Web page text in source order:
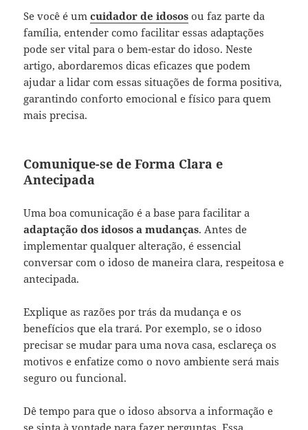
Se você é umcuidador de idosos ou faz parte da
família, entender como facilitar essas adaptações
pode ser vital para o bem-estar do idoso. Neste
artigo, abordaremos dicas eficazes que podem
ajudar a lidar com essas situações de forma positiva,
garantindo conforto emocional e físico para quem
mais precisa.
Comunique-se de Forma Clara e
Antecipada
Uma boa comunicação é a base para facilitar a
adaptação dos idosos a mudanças. Antes de
implementar qualquer alteração, é essencial
conversar com o idoso de maneira clara, respeitosa e
antecipada.
Explique as razões por trás da mudança e os
benefícios que ela trará. Por exemplo, se o idoso
precisar se mudar para uma nova casa, esclareça os
motivos e enfatize como o novo ambiente será mais
seguro ou funcional.
Dê tempo para que o idoso absorva a informação e
se sinta à vontade para fazer perguntas. Essa